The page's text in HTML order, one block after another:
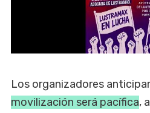
Los organizadores
movilización será pacífica,